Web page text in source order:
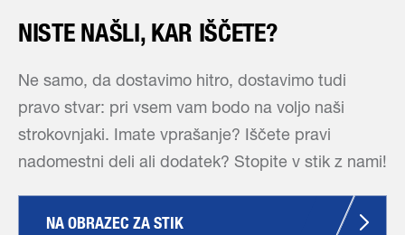
NISTE NAŠLI, KAR IŠČETE?
Ne samo, da dostavimo hitro, dostavimo tudi
pravo stvar: pri vsem vam bodo na voljo naši
strokovnjaki. Imate vprašanje? Iščete pravi
nadomestni deli ali dodatek? Stopite v stik z nami!
NA OBRAZEC ZA STIK